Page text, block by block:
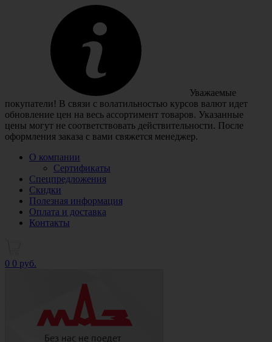
Уважаемые
покупатели! В связи с волатильностью курсов валют идет
обновление цен на весь ассортимент товаров. Указанные
цены могут не соответствовать действительности. После
оформления заказа с вами свяжется менеджер.
О компании
Сертификаты
Спецпредложения
Скидки
Полезная информация
Оплата и доставка
Контакты
0 0 руб.